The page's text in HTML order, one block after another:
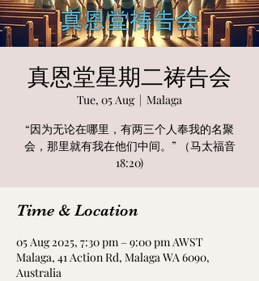
真恩堂星期二祷告会
Tue, 05 Aug
  |
Malaga
“因为无论在哪里，有两三个人奉我的名聚
会，那里就有我在他们中间。” （马太福音
18:20)
Time & Location
05 Aug 2025, 7:30 pm – 9:00 pm AWST
Malaga, 41 Action Rd, Malaga WA 6090,
Australia